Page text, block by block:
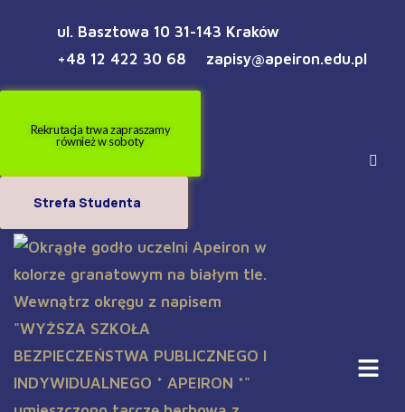
ul. Basztowa 10 31-143 Kraków
+48 12 422 30 68
zapisy@apeiron.edu.pl
Rekrutacja trwa zapraszamy
również w soboty
Strefa Studenta